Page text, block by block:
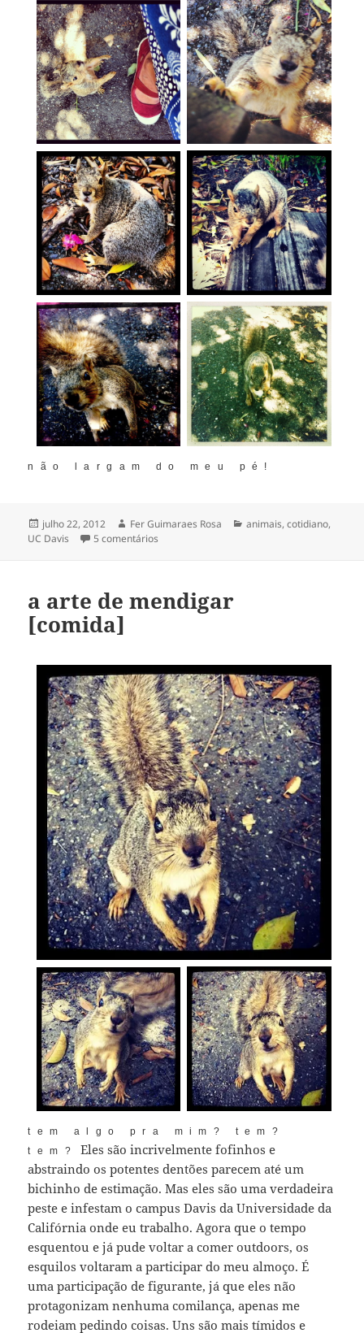
não largam do meu pé!
Publicado
em
julho 22, 2012 Autor
Fer Guimaraes Rosa Categorias
animais,cotidiano,
UC Davis
5 comentários
a arte de mendigar
[comida]
tem algo pra mim? tem?
tem?
Eles são incrivelmente fofinhos e
abstraindo os potentes dentões parecem até um
bichinho de estimação. Mas eles são uma verdadeira
peste e infestam o campus Davis da Universidade da
Califórnia onde eu trabalho. Agora que o tempo
esquentou e já pude voltar a comer outdoors, os
esquilos voltaram a participar do meu almoço. É
uma participação de figurante, já que eles não
protagonizam nenhuma comilança, apenas me
rodeiam pedindo coisas. Uns são mais tímidos e